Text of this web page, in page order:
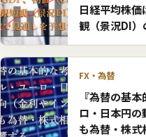
日経平均株
観（景況DI）
FX・為替
『為替の基
ロ・日本円
も為替・株式